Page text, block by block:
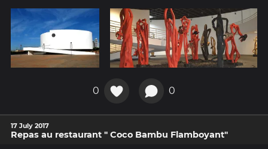
0 0
17 July 2017
Repas au restaurant " Coco Bambu Flamboyant"